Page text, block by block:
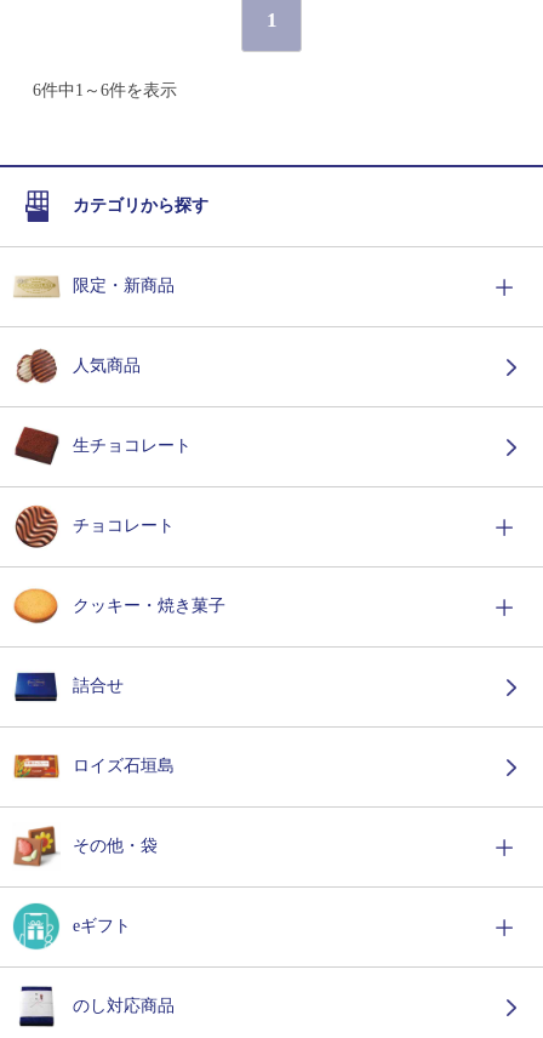
1
6件中1～6件を表示
カテゴリから探す
限定・新商品
人気商品
生チョコレート
チョコレート
クッキー・焼き菓子
詰合せ
ロイズ石垣島
その他・袋
eギフト
のし対応商品